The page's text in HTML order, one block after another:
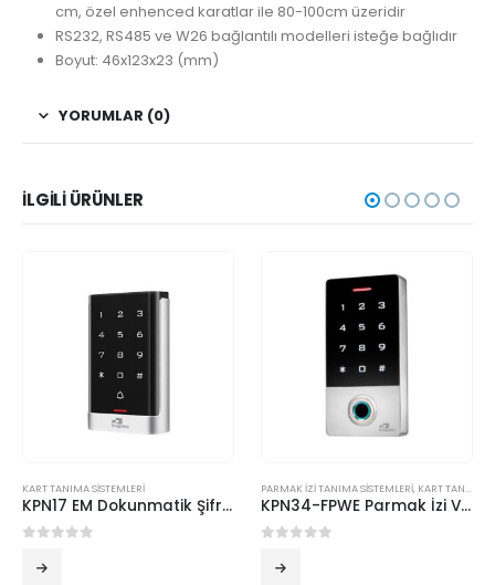
cm, özel enhenced karatlar ile 80-100cm üzeridir
RS232, RS485 ve W26 bağlantılı modelleri isteğe bağlıdır
Boyut: 46x123x23 (mm)
YORUMLAR (0)
İLGILI ÜRÜNLER
KART TANIMA SİSTEMLERİ
KPN17 EM Dokunmatik Şifre Ve Kartlı Geçiş Cihazı
PARMAK İZİ TANIMA SİSTEMLERİ, KART TANIMA SİSTEMLERİ
KPN34-FPWE Parmak İzi Ve Kart Okuyucu